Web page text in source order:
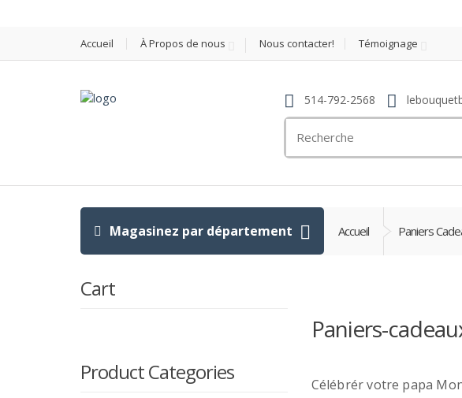
Accueil À Propos de nous Nous contacter! Témoignage
514-792-2568
for:
Magasinez par département Accueil Paniers
Paniers-
Célébrér votre papa
Cart
Product Categories